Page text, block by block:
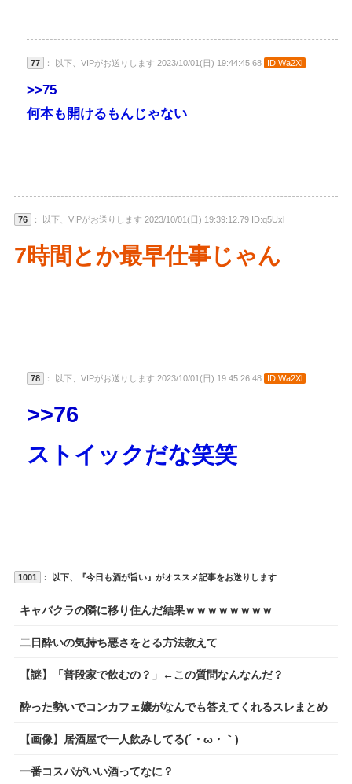
77 ： 以下、VIPがお送りします 2023/10/01(日) 19:44:45.68 ID:Wa2Xl
>>75
何本も開けるもんじゃない
76 ： 以下、VIPがお送りします 2023/10/01(日) 19:39:12.79 ID:q5Uxl
7時間とか最早仕事じゃん
78 ： 以下、VIPがお送りします 2023/10/01(日) 19:45:26.48 ID:Wa2Xl
>>76
ストイックだな笑笑
1001 ： 以下、『今日も酒が旨い』がオススメ記事をお送りします
キャバクラの隣に移り住んだ結果ｗｗｗｗｗｗｗｗ
二日酔いの気持ち悪さをとる方法教えて
【謎】「普段家で飲むの？」←この質問なんなんだ？
酔った勢いでコンカフェ嬢がなんでも答えてくれるスレまとめ
【画像】居酒屋で一人飲みしてる(´・ω・｀)
一番コスパがいい酒ってなに？